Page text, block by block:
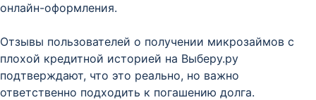
онлайн-оформления.
Отзывы пользователей о получении микрозаймов с
плохой кредитной историей на Выберу.ру
подтверждают, что это реально, но важно
ответственно подходить к погашению долга.